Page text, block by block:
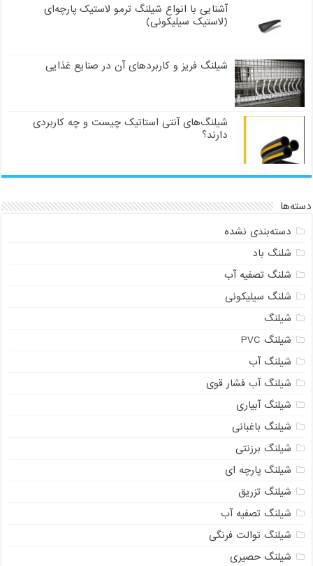
آشنایی با انواع شیلنگ ترمو لاستیک پارچه‌ای
(لاستیک سیلیکونی)
شیلنگ فریز و کاربردهای آن در صنایع غذایی
شیلنگ‌های آنتی استاتیک چیست و چه کاربردی
دارند؟
دسته‌ها
دسته‌بندی نشده
شلنگ باد
شلنگ تصفیه آب
شلنگ سیلیکونی
شیلنگ
شیلنگ PVC
شیلنگ آب
شیلنگ آب فشار قوی
شیلنگ آبیاری
شیلنگ باغبانی
شیلنگ برزنتی
شیلنگ پارچه ای
شیلنگ تزریق
شیلنگ تصفیه آب
شیلنگ توالت فرنگی
شیلنگ حصیری